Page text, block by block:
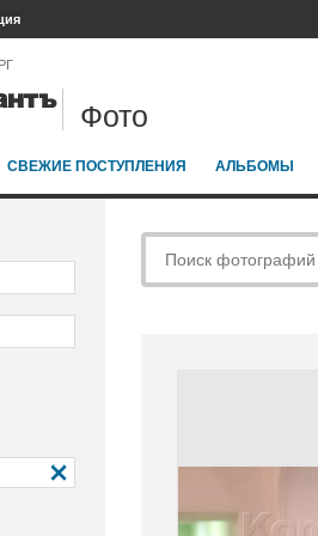
Фото
СВЕЖИЕ ПОСТУПЛЕНИЯ АЛЬБОМЫ